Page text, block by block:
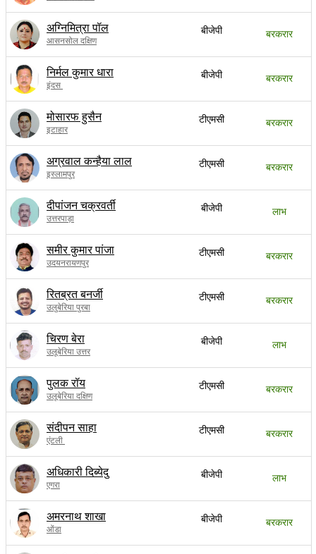
अग्निमित्रा पॉल
आसनसोल दक्षिण
बीजेपी बरकरार
निर्मल कुमार धारा
इंदस
बीजेपी बरकरार
मोसारफ हुसैन
इटाहार
टीएमसी बरकरार
अग्रवाल कन्हैया लाल
इस्लामपुर
टीएमसी बरकरार
दीपांजन चक्रवर्ती
उत्तरपाड़ा
बीजेपी लाभ
समीर कुमार पांजा
उदयनरायणपुर
टीएमसी बरकरार
रितब्रत बनर्जी
उलुबेरिया पुरबा
टीएमसी बरकरार
चिरण बेरा
उलूबेरिया उत्तर
बीजेपी लाभ
पुलक रॉय
उलूबेरिया दक्षिण
टीएमसी बरकरार
संदीपन साहा
एंटली
टीएमसी बरकरार
अधिकारी दिब्येदु
एगरा
बीजेपी लाभ
अमरनाथ शाखा
ओंडा
बीजेपी बरकरार